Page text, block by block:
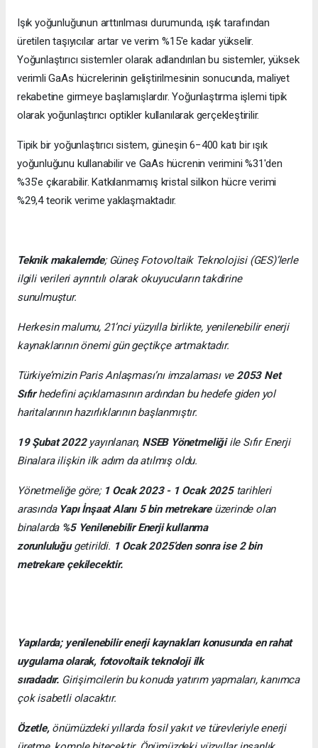
Işık yoğunluğunun arttırılması durumunda, ışık tarafından
üretilen taşıyıcılar artar ve verim %15'e kadar yükselir.
Yoğunlaştırıcı sistemler olarak adlandırılan bu sistemler, yüksek
verimli GaAs hücrelerinin geliştirilmesinin sonucunda, maliyet
rekabetine girmeye başlamışlardır. Yoğunlaştırma işlemi tipik
olarak yoğunlaştırıcı optikler kullanılarak gerçekleştirilir.
Tipik bir yoğunlaştırıcı sistem, güneşin 6−400 katı bir ışık
yoğunluğunu kullanabilir ve GaAs hücrenin verimini %31'den
%35'e çıkarabilir. Katkılanmamış kristal silikon hücre verimi
%29,4 teorik verime yaklaşmaktadır.
Teknik makalemde; Güneş Fotovoltaik Teknolojisi (GES)’lerle
ilgili verileri ayrıntılı olarak okuyucuların takdirine
sunulmuştur.
Herkesin malumu, 21’nci yüzyılla birlikte, yenilenebilir enerji
kaynaklarının önemi gün geçtikçe artmaktadır.
Türkiye’mizin Paris Anlaşması’nı imzalaması ve2053 Net
Sıfırhedefini açıklamasının ardından bu hedefe giden yol
haritalarının hazırlıklarının başlanmıştır.
19 Şubat 2022 yayınlanan, NSEB Yönetmeliğiile Sıfır Enerji
Binalara ilişkin ilk adım da atılmış oldu.
Yönetmeliğe göre; 1 Ocak 2023 - 1 Ocak 2025 tarihleri
arasında Yapı İnşaat Alanı 5 bin metrekare üzerinde olan
binalarda%5 Yenilenebilir Enerji kullanma
zorunluluğugetirildi. 1 Ocak 2025’den sonra ise 2 bin
metrekare çekilecektir.
Yapılarda; yenilenebilir enerji kaynakları konusunda en rahat
uygulama olarak, fotovoltaik teknoloji ilk
sıradadır. Girişimcilerin bu konuda yatırım yapmaları, kanımca
çok isabetli olacaktır.
Özetle,önümüzdeki yıllarda fosil yakıt ve türevleriyle enerji